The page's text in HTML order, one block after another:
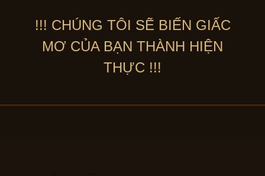
!!! CHÚNG TÔI SẼ BIẾN GIẤC
MƠ CỦA BẠN THÀNH HIỆN
THỰC !!!